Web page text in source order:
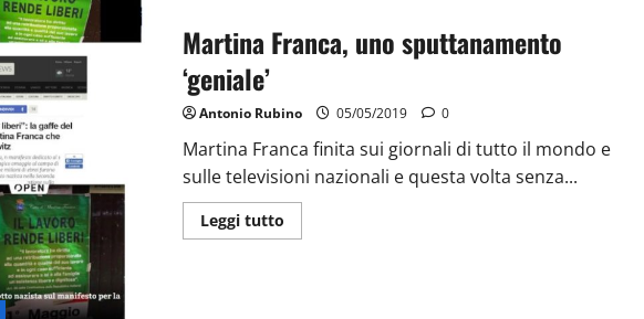
Martina Franca, uno sputtanamento
‘geniale’
Antonio Rubino 05/05/2019 0
Martina Franca finita sui giornali di tutto il mondo e
sulle televisioni nazionali e questa volta senza...
Leggi tutto